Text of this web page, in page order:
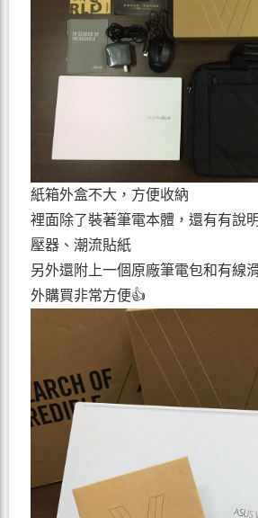
紙箱外盒不大，方便收納
裡面除了裝著筆電本體，還有有說
壓器、潮流貼紙
另外還附上一個原廠筆電包和有線
外購買非常方便👍